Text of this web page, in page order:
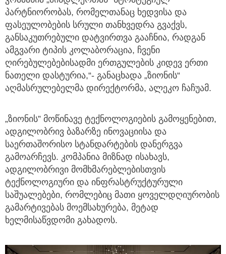
პარტნიორობას, რომელთანაც ხედვისა და
ფასეულობების სრული თანხვედრა გვაქვს,
განსაკუთრებული დატვირთვა გააჩნია, რადგან
ამგვარი ტიპის კოლაბორაცია, ჩვენი
ღირებულებებისადმი ერთგულების კიდევ ერთი
ნათელი დასტურია,“- განაცხადა „ზიონის“
აღმასრულებელმა დირექტორმა, ალეკო ჩაჩუამ.
„ზიონის” მოწინავე ტექნოლოგიების გამოყენებით,
ადგილობრივ ბაზარზე ინოვაციისა და
საერთაშორისო სტანდარტების დანერგვა
გამოარჩევს. კომპანია მიზნად ისახავს,
ადგილობრივი მომხმარებლებისთვის
ტექნოლოგიური და ინფრასტრუქტურული
საშუალებები, რომლებიც მათი ყოველდღიურობის
გამარტივებას მოემსახურება, მეტად
ხელმისაწვდომი გახადოს.